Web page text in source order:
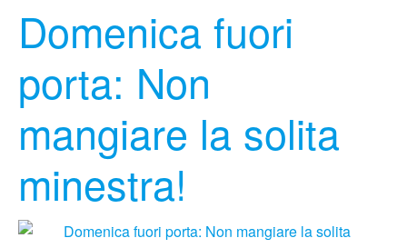
Domenica fuori
porta: Non
mangiare la solita
minestra!